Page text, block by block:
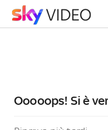
Ooooops! Si è